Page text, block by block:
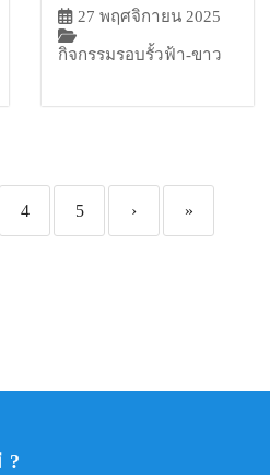
27 พฤศจิกายน 2025
กิจกรรมรอบรั้วฟ้า-ขาว
4 5 › »
?